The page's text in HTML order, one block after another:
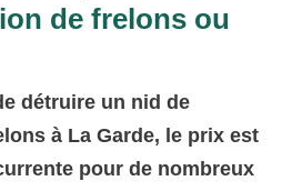
de frelons ou
détruire un nid de
à La Garde, le prix est
pour de nombreux